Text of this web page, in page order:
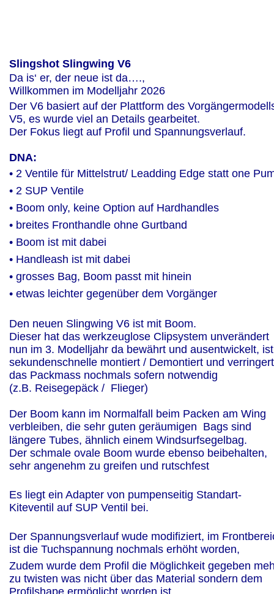
Slingshot Slingwing V6
Da is‘ er, der neue ist da….,
Willkommen im Modelljahr 2026
Der V6 basiert auf der Plattform des
V5, es wurde viel an Details gearbeitet.
Der Fokus liegt auf Profil und Spannungsverlauf.
DNA:
• 2 Ventile für Mittelstrut/ Leadding Edge statt one
• 2 SUP Ventile
• Boom only, keine Option auf Hardhandles
• breites Fronthandle ohne Gurtband
• Boom ist mit dabei
• Handleash ist mit dabei
• grosses Bag, Boom passt mit hinein
• etwas leichter gegenüber dem Vorgänger
Den neuen Slingwing V6 ist mit Boom.
Dieser hat das werkzeuglose Clipsystem unverändert
nun im 3. Modelljahr da bewährt und ausentwickelt,
sekundenschnelle montiert / Demontiert und
das Packmass nochmals sofern notwendig
(z.B. Reisegepäck /  Flieger)
Der Boom kann im Normalfall beim Packen am Wing
verbleiben, die sehr guten geräumigen  Bags sind
längere Tubes, ähnlich einem Windsurfsegelbag.
Der schmale ovale Boom wurde ebenso beibehalten,
sehr angenehm zu greifen und rutschfest
Es liegt ein Adapter von pumpenseitig Standart-
Kiteventil auf SUP Ventil bei.
Der Spannungsverlauf wude modifiziert, im
ist die Tuchspannung nochmals erhöht worden,
Zudem wurde dem Profil die Möglichkeit gegeben
zu twisten was nicht über das Material sondern dem
Profilshape ermöglicht worden ist.